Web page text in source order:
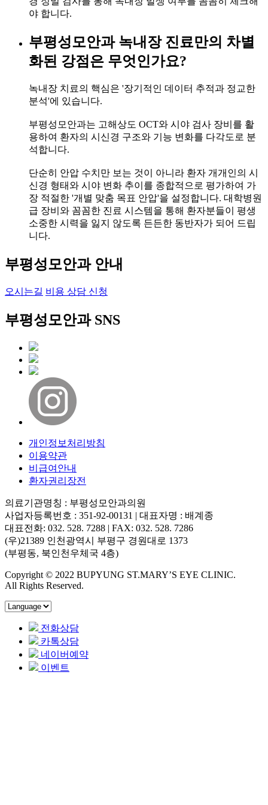
야 합니다.
부평성모안과 녹내장 진료만의 차별
화된 강점은 무엇인가요?
녹내장 치료의 핵심은 '장기적인 데이터 추적과 정교한
분석'에 있습니다.
부평성모안과는 고해상도 OCT와 시야 검사 장비를 활
용하여 환자의 시신경 구조와 기능 변화를 다각도로 분
석합니다.
단순히 안압 수치만 보는 것이 아니라 환자 개개인의 시
신경 형태와 시야 변화 추이를 종합적으로 평가하여 가
장 적절한 '개별 맞춤 목표 안압'을 설정합니다. 대학병원
급 장비와 꼼꼼한 진료 시스템을 통해 환자분들이 평생
소중한 시력을 잃지 않도록 든든한 동반자가 되어 드립
니다.
부평성모안과 안내
오시는길 비용 상담 신청
부평성모안과 SNS
개인정보처리방침
이용약관
비급여안내
환자권리장전
의료기관명칭 : 부평성모안과의원
사업자등록번호 : 351-92-00131 | 대표자명 : 배계종
대표전화: 032. 528. 7288 | FAX: 032. 528. 7286
(우)21389 인천광역시 부평구 경원대로 1373
(부평동, 북인천우체국 4층)
Copyright © 2022 BUPYUNG ST.MARY’S EYE CLINIC.
All Rights Reserved.
전화상담
카톡상담
네이버예약
이벤트